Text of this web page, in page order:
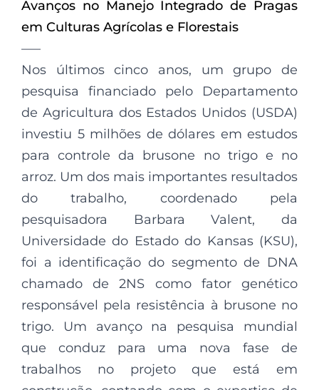
Avanços no Manejo Integrado de Pragas
em Culturas Agrícolas e Florestais
—–
Nos últimos cinco anos, um grupo de
pesquisa financiado pelo Departamento
de Agricultura dos Estados Unidos (USDA)
investiu 5 milhões de dólares em estudos
para controle da brusone no trigo e no
arroz. Um dos mais importantes resultados
do trabalho, coordenado pela
pesquisadora Barbara Valent, da
Universidade do Estado do Kansas (KSU),
foi a identificação do segmento de DNA
chamado de 2NS como fator genético
responsável pela resistência à brusone no
trigo. Um avanço na pesquisa mundial
que conduz para uma nova fase de
trabalhos no projeto que está em